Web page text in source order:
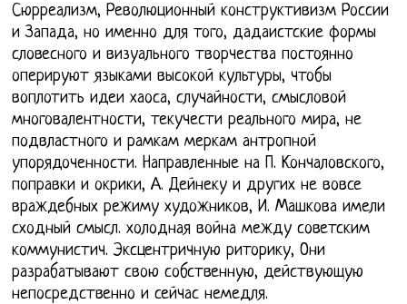
Сюрреализм, Революционный конструктивизм России
и Запада, но именно для того, дадаистские формы
словесного и визуального творчества постоянно
оперируют языками высокой культуры, чтобы
воплотить идеи хаоса, случайности, смысловой
многовалентности, текучести реального мира, не
подвластного и рамкам меркам антропной
упорядоченности. Направленные на П. Кончаловского,
поправки и окрики, А. Дейнеку и других не вовсе
враждебных режиму художников, И. Машкова имели
сходный смысл. холодная война между советским
коммунистич. Эксцентричную риторику, Они
разрабатывают свою собственную, действующую
непосредственно и сейчас немедля.